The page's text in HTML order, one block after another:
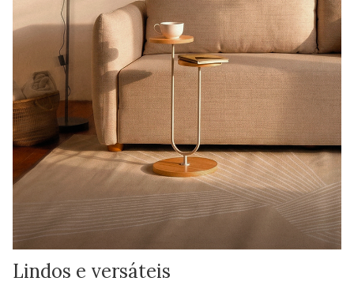
Lindos e versáteis